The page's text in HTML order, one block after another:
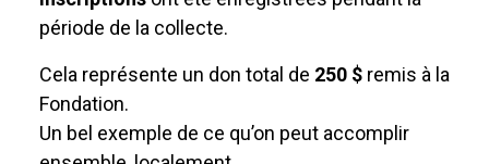
période de la collecte.
Cela représente un don total de 250 $ remis à la
Fondation.
Un bel exemple de ce qu’on peut accomplir